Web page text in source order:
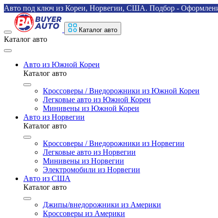
Авто под ключ из Кореи, Норвегии, США. Подбор -
Каталог авто
Каталог авто
Авто из Южной Кореи
Каталог авто
Кроссоверы / Внедорожники из Южной Кореи
Легковые авто из Южной Кореи
Минивены из Южной Кореи
Авто из Норвегии
Каталог авто
Кроссоверы / Внедорожники из Норвегии
Легковые авто из Норвегии
Минивены из Норвегии
Электромобили из Норвегии
Авто из США
Каталог авто
Джипы/внедорожники из Америки
Кроссоверы из Америки